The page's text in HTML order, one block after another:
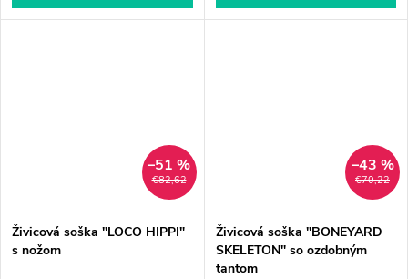
€82,62
–51 %
Živicová soška "LOCO HIPPI"
s nožom
€70,22
–43 %
Živicová soška "BONEYARD
SKELETON" so ozdobným
tantom